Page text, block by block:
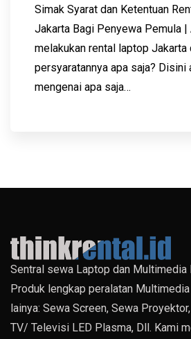
Simak Syarat dan Ketentuan
Jakarta Bagi Penyewa Pemula |
melakukan rental laptop Jakarta
persyaratannya apa saja? Disini
mengenai apa saja…
Sentral sewa Laptop dan Multimedia
Produk lengkap peralatan
lainya: Sewa Screen, Sewa
TV/ Televisi LED Plasma, Dll. Kami